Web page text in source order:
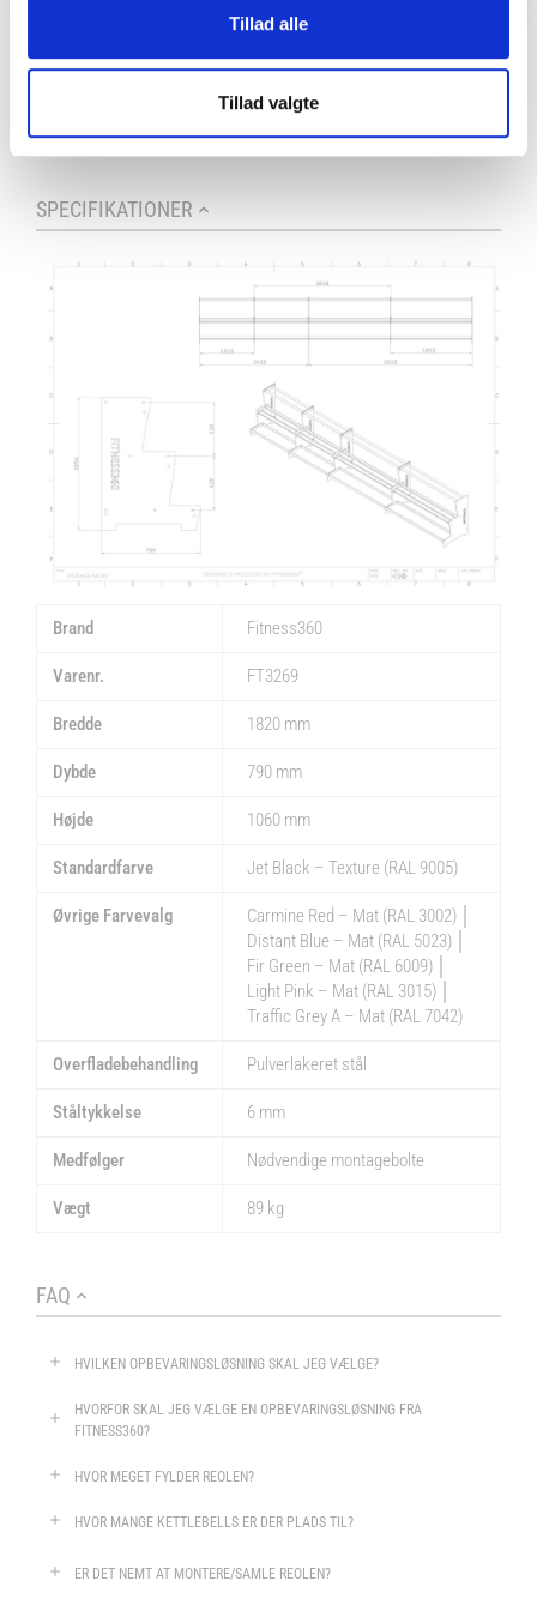
Tillad alle
Tillad valgte
SPECIFIKATIONER
Brand Fitness360
Varenr. FT3269
Bredde 1820 mm
Dybde 790 mm
Højde 1060 mm
Standardfarve Jet Black – Texture (RAL 9005)
Øvrige Farvevalg
Carmine Red – Mat (RAL 3002) │
Distant Blue – Mat (RAL 5023) │
Fir Green – Mat (RAL 6009) │
Light Pink – Mat (RAL 3015) │
Traffic Grey A – Mat (RAL 7042)
Overfladebehandling Pulverlakeret stål
Ståltykkelse 6 mm
Medfølger Nødvendige montagebolte
Vægt 89 kg
FAQ
HVILKEN OPBEVARINGSLØSNING SKAL JEG VÆLGE?
HVORFOR SKAL JEG VÆLGE EN OPBEVARINGSLØSNING FRA
FITNESS360?
HVOR MEGET FYLDER REOLEN?
HVOR MANGE KETTLEBELLS ER DER PLADS TIL?
ER DET NEMT AT MONTERE/SAMLE REOLEN?